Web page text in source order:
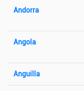
Andorra
Angola
Anguilla